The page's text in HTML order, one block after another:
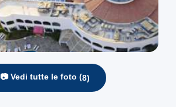
📷 Vedi tutte le foto (8)